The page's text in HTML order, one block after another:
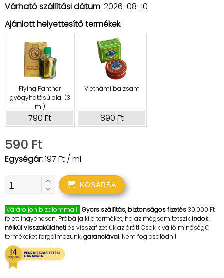
Várható szállítási dátum: 2026-08-10
Ajánlott helyettesítő termékek
Flying Panther
gyógyhatású olaj (3
ml)
790 Ft
Vietnámi balzsam
890 Ft
590 Ft
Egységár:197 Ft / ml
KOSÁRBA
Várároljon bizalommal! Gyors szállítás, biztonságos fizetés30.000 Ft
felett ingyenesen. Próbálja ki a terméket, ha az mégsem tetszikindok
nélkül visszaküldhetiés visszafizetjük az árát! Csak kiválló minőségű
termékeket forgalmazunk,garanciával. Nem fog csalódni!